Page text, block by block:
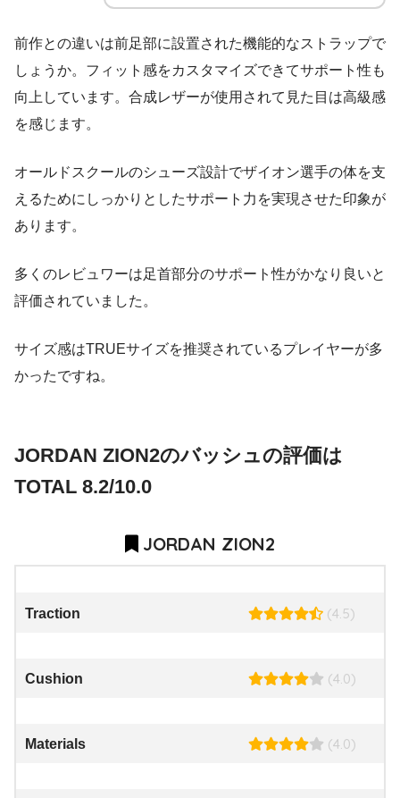
前作との違いは前足部に設置された機能的なストラップで
しょうか。フィット感をカスタマイズできてサポート性も
向上しています。合成レザーが使用されて見た目は高級感
を感じます。
オールドスクールのシューズ設計でザイオン選手の体を支
えるためにしっかりとしたサポート力を実現させた印象が
あります。
多くのレビュワーは足首部分のサポート性がかなり良いと
評価されていました。
サイズ感はTRUEサイズを推奨されているプレイヤーが多
かったですね。
JORDAN ZION2のバッシュの評価は
TOTAL 8.2/10.0
JORDAN ZION2
Traction (4.5)
Cushion (4.0)
Materials (4.0)